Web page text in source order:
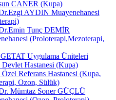
CANER (Kupa)
AYDIN Muayenehanesi
Tunç DEMİR
(Proloterapi,Mezoterapi,
Uygulama Üniteleri
Hastanesi (Kupa)
Referans Hastanesi (Kupa,
Ozon, Sülük)
Mümtaz Soner GÜÇLÜ